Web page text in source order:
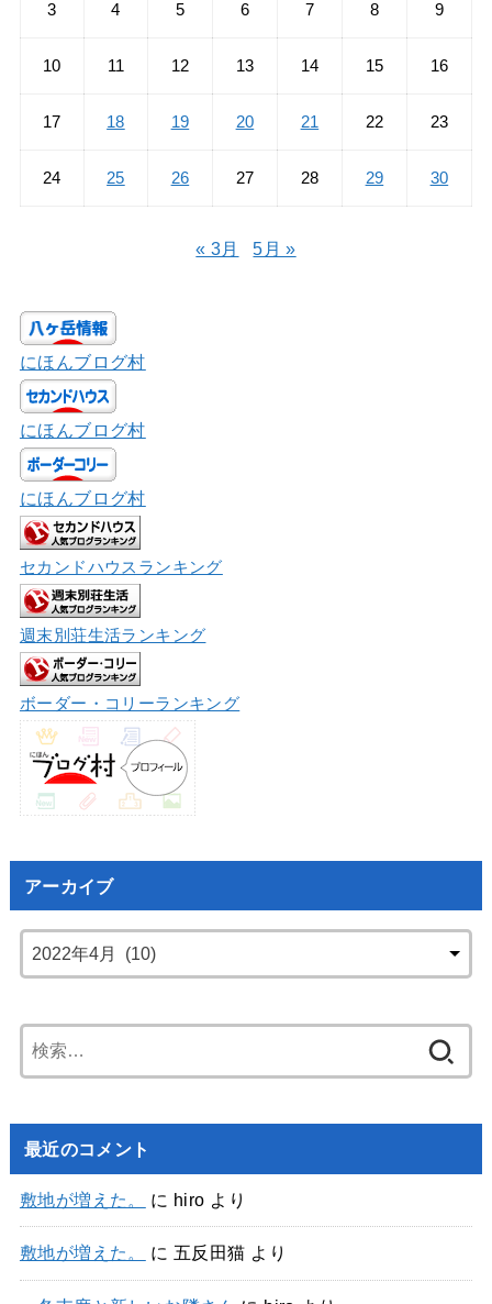
3 4 5 6 7 8 9
10 11 12 13 14 15 16
17 18 19 20 21 22 23
24 25 26 27 28 29 30
« 3月 5月 »
にほんブログ村
にほんブログ村
にほんブログ村
セカンドハウスランキング
週末別荘生活ランキング
ボーダー・コリーランキング
アーカイブ
索:
最近のコメント
敷地が増えた。 に hiro より
敷地が増えた。 に 五反田猫 より